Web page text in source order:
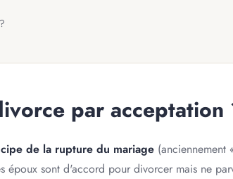
par acceptation
de la rupture du mariage (anciennement
sont d'accord pour divorcer mais ne